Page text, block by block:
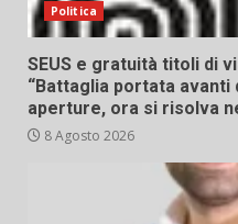
Politica
SEUS e gratuità titoli di
“Battaglia portata avanti
aperture, ora si risolva
8 Agosto 2026